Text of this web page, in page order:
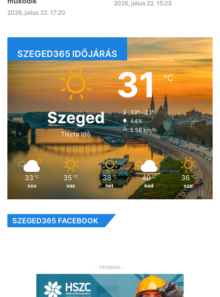
2026, július 22. 17:20
2026, július 22. 15:23
SZEGED365 IDŐJÁRÁS
Szeged
Tiszta idő
31℃
33º - 23º
44%
5.58 km/h
33 ℃
szo
35 ℃
vas
38 ℃
hét
40 ℃
ked
36 ℃
sze
SZEGED365 FACEBOOK
- Hirdetés -